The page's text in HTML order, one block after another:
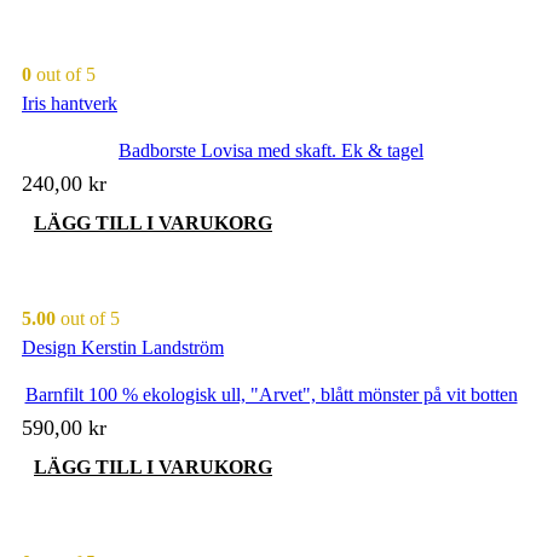
0 out of 5
Iris hantverk
Badborste Lovisa med skaft. Ek & tagel
240,00 kr
LÄGG TILL I VARUKORG
5.00 out of 5
Design Kerstin Landström
Barnfilt 100 % ekologisk ull, "Arvet", blått mönster på vit botten
590,00 kr
LÄGG TILL I VARUKORG